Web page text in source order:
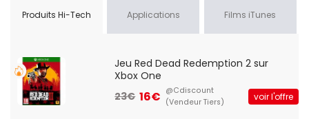
Produits Hi-Tech Applications Films iTunes
Jeu Red Dead Redemption 2 sur
Xbox One
23€ 16€ @Cdiscount
(Vendeur Tiers)
voir l'offre